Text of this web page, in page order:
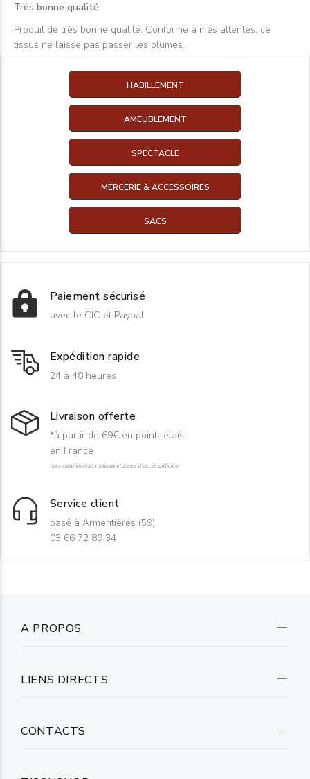
Très bonne qualité
Produit de très bonne qualité. Conforme à mes attentes, ce
tissus ne laisse pas passer les plumes.
HABILLEMENT
AMEUBLEMENT
SPECTACLE
MERCERIE & ACCESSOIRES
SACS
Paiement sécurisé
avec le CIC et Paypal
Expédition rapide
24 à 48 heures
Livraison offerte
*à partir de 69€ en point relais
en France
hors suppléments rouleaux et zones d'accès difficiles
Service client
basé à Armentières (59)
03 66 72 89 34
A PROPOS
LIENS DIRECTS
CONTACTS